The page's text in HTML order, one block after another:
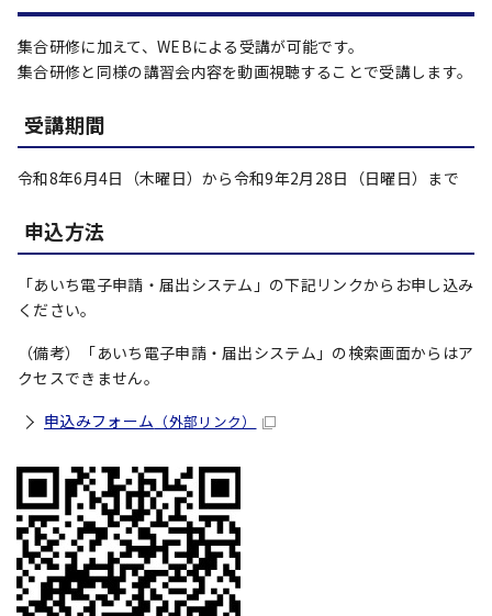
集合研修に加えて、WEBによる受講が可能です。
集合研修と同様の講習会内容を動画視聴することで受講します。
受講期間
令和8年6月4日（木曜日）から令和9年2月28日（日曜日）まで
申込方法
「あいち電子申請・届出システム」の下記リンクからお申し込み
ください。
（備考）「あいち電子申請・届出システム」の検索画面からはア
クセスできません。
申込みフォーム （外部リンク）